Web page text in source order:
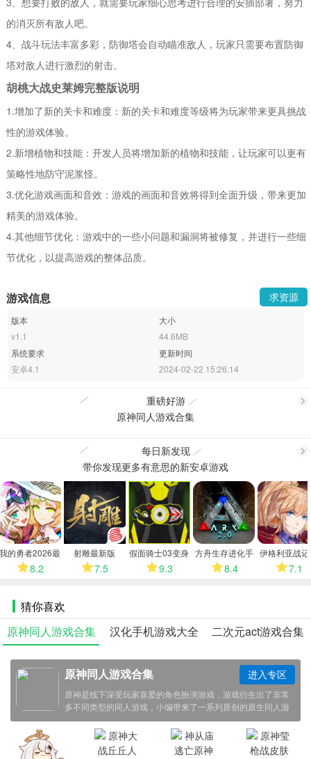
的消灭所有敌人吧。
4、战斗玩法丰富多彩，防御塔会自动瞄准敌人，玩家只需要布置防御
塔对敌人进行激烈的射击。
胡桃大战史莱姆完整版说明
1.增加了新的关卡和难度：新的关卡和难度等级将为玩家带来更具挑战
性的游戏体验。
2.新增植物和技能：开发人员将增加新的植物和技能，让玩家可以更有
策略性地防守泥浆怪。
3.优化游戏画面和音效：游戏的画面和音效将得到全面升级，带来更加
精美的游戏体验。
4.其他细节优化：游戏中的一些小问题和漏洞将被修复，并进行一些细
节优化，以提高游戏的整体品质。
游戏信息 求资源
版本
v1.1
大小
44.6MB
系统要求
安卓4.1
更新时间
2024-02-22 15:26:14
重磅好游
多
原神同人游戏合集
每日新发现
多
带你发现更多有意思的新安卓游戏
我的勇者2026最
新版8.2
射雕最新版
7.5
假面骑士03变身
模拟器
9.3
方舟生存进化手
机版8.4
伊格利亚战
卓版7.1
猜你喜欢
原神同人游戏合集
汉化手机游戏大全 二次元act游戏合集
原神同人游戏合集
原神是线下深受玩家喜爱的角色扮演游戏，游戏衍生出了非常
多不同类型的同人游戏，小编带来了一系列原创的原生同人游
戏，玩家可以根据喜好进行挑选，感兴趣的小伙伴欢迎点击下
载体验！
进入专区